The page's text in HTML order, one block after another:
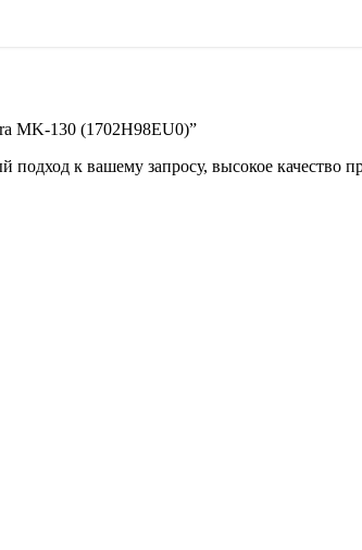
MK-130 (1702H98EU0)”
к вашему запросу, высокое качество